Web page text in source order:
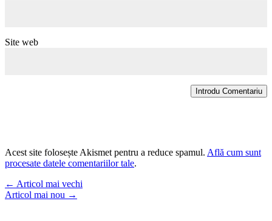
Site web
Introdu Comentariu
Acest site folosește Akismet pentru a reduce spamul. Află cum sunt
procesate datele comentariilor tale.
← Articol mai vechi
Articol mai nou →